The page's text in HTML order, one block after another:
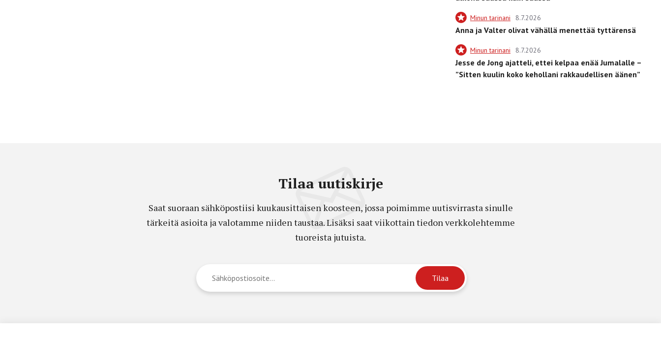
Minun tarinani 8.7.2026
Anna ja Valter olivat vähällä menettää tyttärensä
Minun tarinani 8.7.2026
Jesse de Jong ajatteli, ettei kelpaa enää Jumalalle –
”Sitten kuulin koko kehollani rakkaudellisen äänen”
Tilaa uutiskirje
Saat suoraan sähköpostiisi kuukausittaisen koosteen, jossa poimimme uutisvirrasta sinulle
tärkeitä asioita ja valotamme niiden taustaa. Lisäksi saat viikottain tiedon verkkolehtemme
tuoreista jutuista.